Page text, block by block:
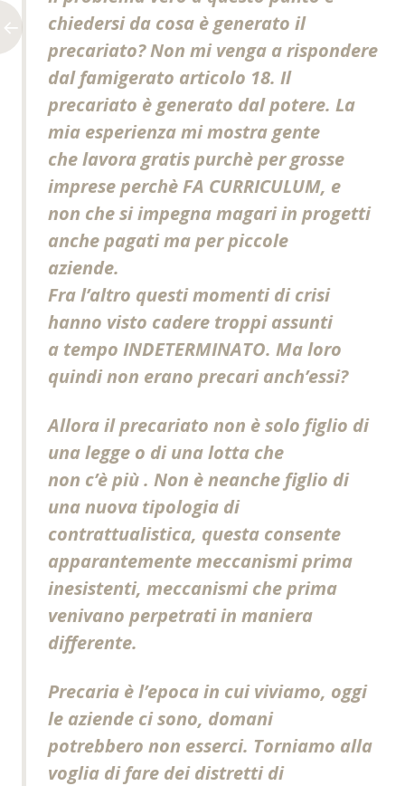
chiedersi da cosa è generato il
precariato? Non mi venga a rispondere
dal famigerato articolo 18. Il
precariato è generato dal potere. La
mia esperienza mi mostra gente
che lavora gratis purchè per grosse
imprese perchè FA CURRICULUM, e
non che si impegna magari in progetti
anche pagati ma per piccole
aziende.
Fra l’altro questi momenti di crisi
hanno visto cadere troppi assunti
a tempo INDETERMINATO. Ma loro
quindi non erano precari anch’essi?
Allora il precariato non è solo figlio di
una legge o di una lotta che
non c’è più . Non è neanche figlio di
una nuova tipologia di
contrattualistica, questa consente
apparantemente meccanismi prima
inesistenti, meccanismi che prima
venivano perpetrati in maniera
differente.
Precaria è l’epoca in cui viviamo, oggi
le aziende ci sono, domani
potrebbero non esserci. Torniamo alla
voglia di fare dei distretti di